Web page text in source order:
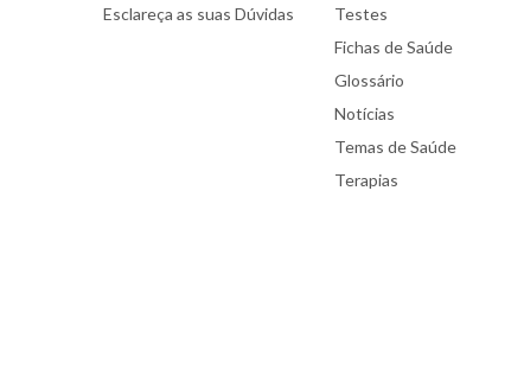
Esclareça as suas Dúvidas
Testes
Fichas de Saúde
Glossário
Notícias
Temas de Saúde
Terapias